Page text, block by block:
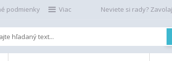
podmienky Viac Neviete si rady?